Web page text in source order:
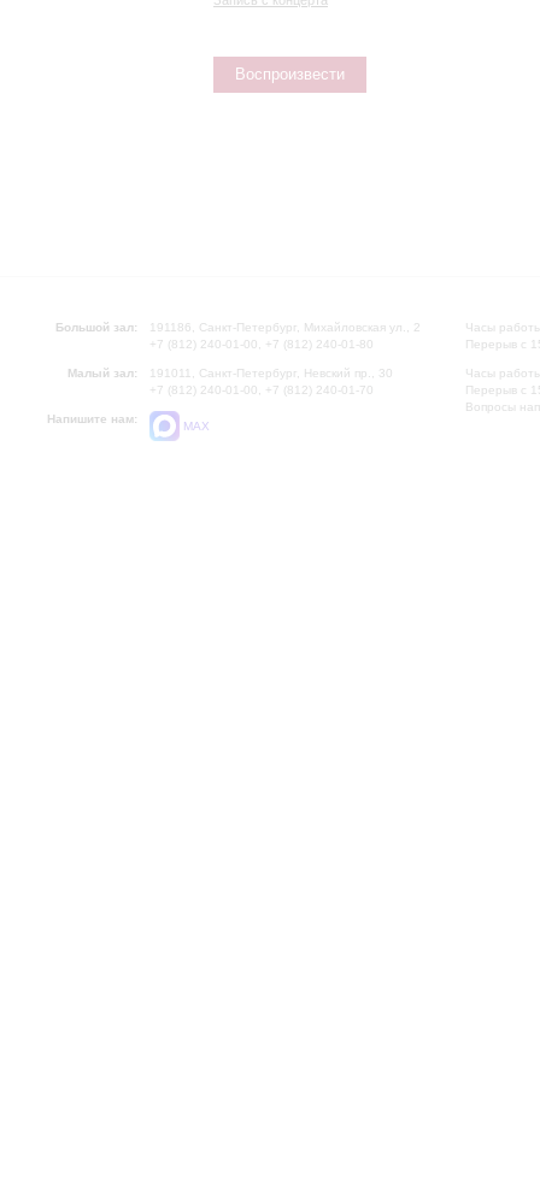
Воспроизвести
Большой зал:
191186, Санкт-Петербург, Михайловская ул., 2
+7 (812) 240-01-00, +7 (812) 240-01-80
Малый зал:
191011, Санкт-Петербург, Невский пр., 30
+7 (812) 240-01-00, +7 (812) 240-01-70
Напишите нам:
MAX
Часы
Перерыв с
Часы
Перерыв с
Вопросы